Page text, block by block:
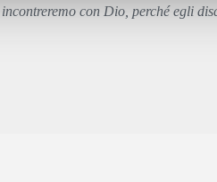
con Dio, perché egli